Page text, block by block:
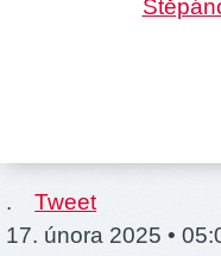
.
Tweet
17. února 2025 •